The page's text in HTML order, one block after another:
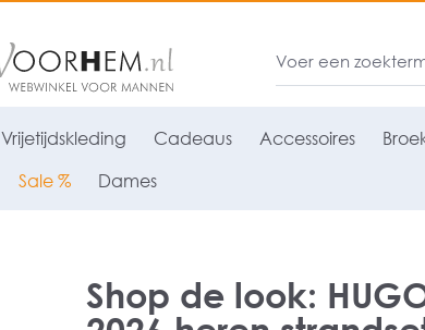
Vrijetijdskleding Cadeaus Accessoires
Sale % Dames
Shop de look: